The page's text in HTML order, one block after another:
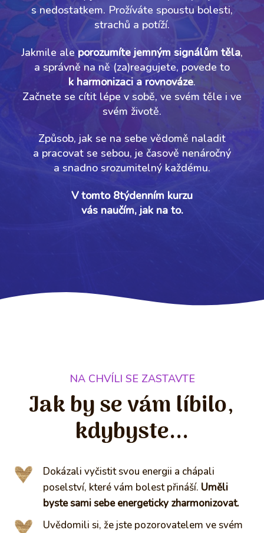
s nedostatkem. Prožíváte spoustu bolesti,
strachů a potíží.
Jakmile aleporozumíte jemným signálům těla,
a správně na ně (za)reagujete, povede to
k harmonizaci a rovnováze.
Začnete se cítit lépe v sobě, ve svém těle i ve
svém životě.
Způsob, jak se na sebe vědomě naladit
a pracovat se sebou, je časově nenáročný
a snadno srozumitelný každému.
V tomto 8týdenním kurzu
vás naučím, jak na to.
NA CHVÍLI SE ZASTAVTE
Jak by se vám líbilo,
kdybyste...
Dokázali vyčistit svou energii a chápali
poselství, které vám bolest přináší. Uměli
byste sami sebe energeticky zharmonizovat.
Uvědomili si, že jste pozorovatelem ve svém